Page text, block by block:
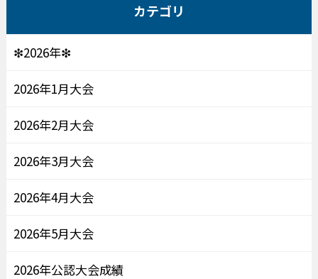
カテゴリ
❇2026年❇
2026年1月大会
2026年2月大会
2026年3月大会
2026年4月大会
2026年5月大会
2026年公認大会成績